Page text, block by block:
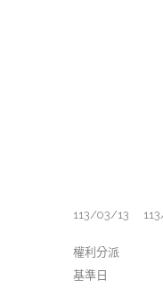
113/03/13
權利分派
基準日